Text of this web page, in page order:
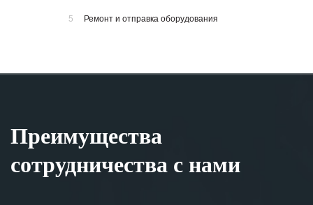
5 Ремонт и отправка оборудования
Преимущества
сотрудничества с нами